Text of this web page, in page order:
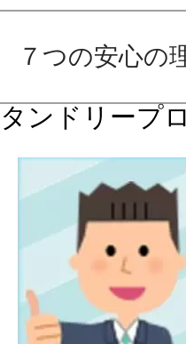
７つの安心の
タンドリープ